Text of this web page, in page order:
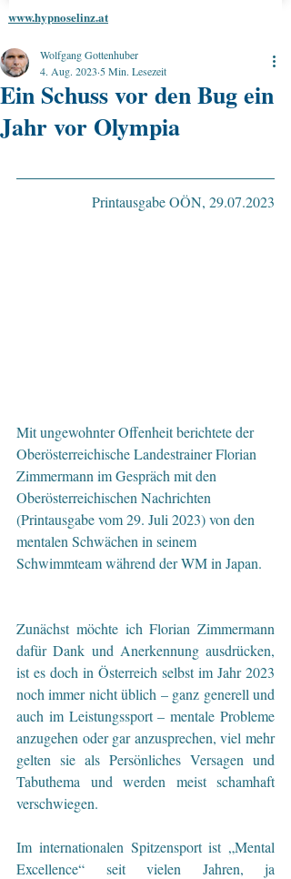
www.hypnoselinz.at
Ein Schuss vor den Bug ein
Jahr vor Olympia
Wolfgang Gottenhuber
4. Aug. 2023 5 Min. Lesezeit
Printausgabe OÖN, 29.07.2023
Mit ungewohnter Offenheit berichtete der
Oberösterreichische Landestrainer Florian
Zimmermann im Gespräch mit den
Oberösterreichischen Nachrichten
(Printausgabe vom 29. Juli 2023) von den
mentalen Schwächen in seinem
Schwimmteam während der WM in Japan.
Zunächst möchte ich Florian Zimmermann
dafür Dank und Anerkennung ausdrücken,
ist es doch in Österreich selbst im Jahr 2023
noch immer nicht üblich – ganz generell und
auch im Leistungssport – mentale Probleme
anzugehen oder gar anzusprechen, viel mehr
gelten sie als Persönliches Versagen und
Tabuthema und werden meist schamhaft
verschwiegen.
Im internationalen Spitzensport ist „Mental
Excellence“ seit vielen Jahren, ja